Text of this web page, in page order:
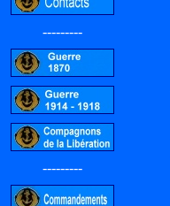
---------
---------